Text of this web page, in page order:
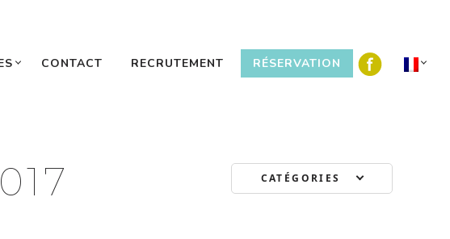
CONTACT RECRUTEMENT RÉSERVATION
CATÉGORIES